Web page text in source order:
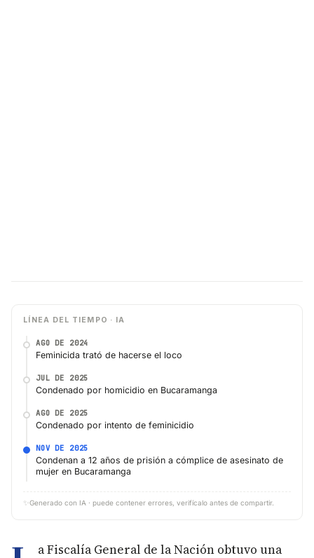
LÍNEA DEL TIEMPO · IA
AGO DE 2024
Feminicida trató de hacerse el loco
JUL DE 2025
Condenado por homicidio en Bucaramanga
AGO DE 2025
Condenado por intento de feminicidio
NOV DE 2025
Condenan a 12 años de prisión a cómplice de asesinato de
mujer en Bucaramanga
✨ Generado con IA · puede contener errores, verifícalo antes de compartir.
a Fiscalía General de la Nación obtuvo una